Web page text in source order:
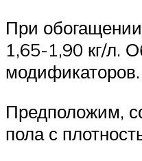
При
1,65-1,90 кг/л.
Предположим,
пола с